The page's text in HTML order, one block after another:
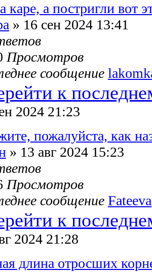
каре, а постригли вот
» 16 сен 2024 13:41
Просмотров
сообщение
2024 21:23
пожалуйста, как
» 13 авг 2024 15:23
Просмотров
сообщение Fateeva
2024 21:28
длина отросших